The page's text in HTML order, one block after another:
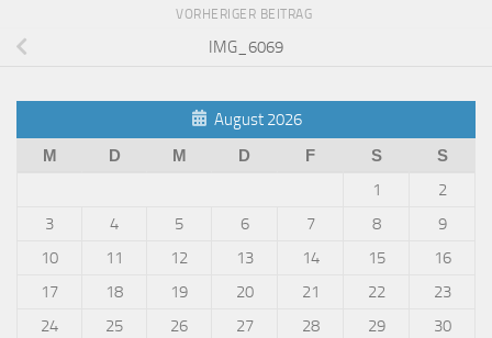
VORHERIGER BEITRAG
IMG_6069
August 2026
M D M D F S S
1
2
3
4 5 6 7 8
9
10
11 12 13 14 15
16
17
18 19 20 21 22
23
24
25 26 27 28 29
30